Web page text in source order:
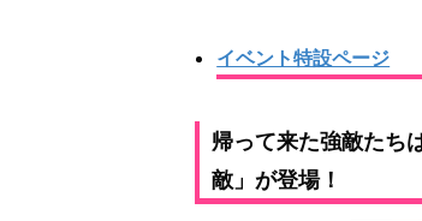
イベント特設ページ
帰って来た強敵たち
敵」が登場！